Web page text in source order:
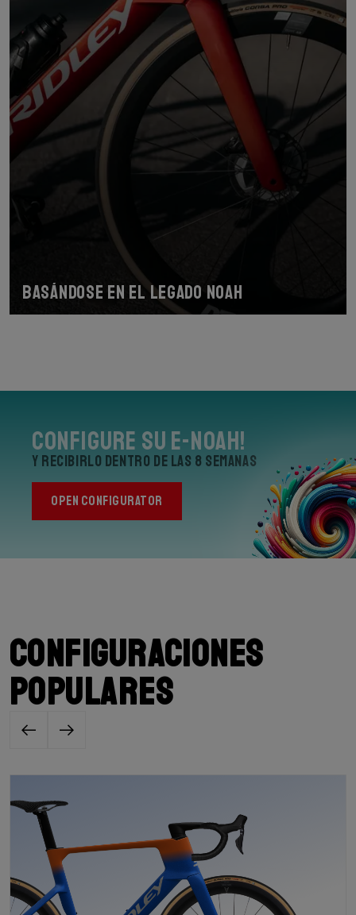
Basándose en el legado Noah
Configure su E-Noah!
y recibirlo dentro de las 8 semanas
OPEN CONFIGURATOR
Configuraciones
populares